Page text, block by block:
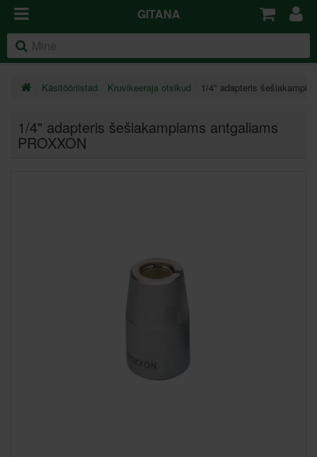
GITANA
Käsitööriistad Kruvikeeraja otsikud 1/4" adapteris
1/4" adapteris šešiakampiams antgaliams
PROXXON